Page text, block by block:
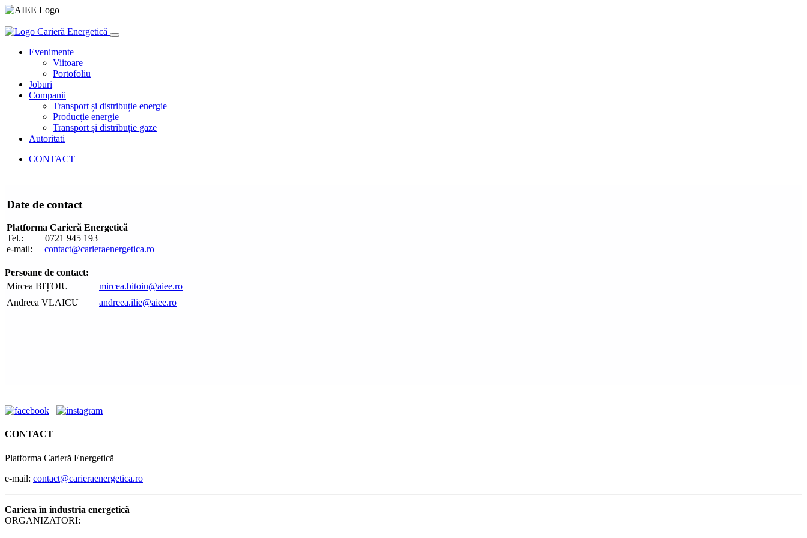
Carieră Energetică
Evenimente
Viitoare
Portofoliu
Joburi
Companii
Transport și distribuție energie
Producție energie
Transport și distribuție gaze
Autoritati
CONTACT
Date de contact
Platforma Carieră Energetică
Tel.: 0721 945 193
e-mail: contact@carieraenergetica.ro
Persoane de contact:
Mircea BIȚOIU
mircea.bitoiu@aiee.ro
Andreea VLAICU
andreea.ilie@aiee.ro
CONTACT
Platforma Carieră Energetică
e-mail: contact@carieraenergetica.ro
Cariera în industria energetică
ORGANIZATORI: